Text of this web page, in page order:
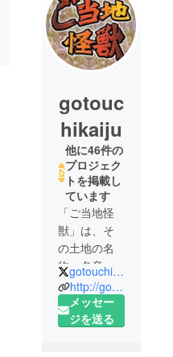
gotouc
hikaiju
他に46件の
プロジェク
トを掲載し
ています
「ご当地怪
獣」は、そ
の土地の名
物・名産と
いったもの
の形状や特
色を反映し
gotouchikaiju
http://gotouchikaiju.com/
メッセー
ジを送る